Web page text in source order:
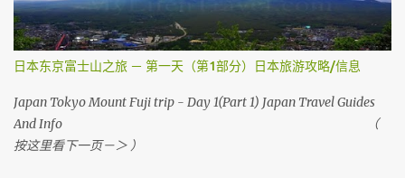
站 。 然后你会看到 Web Check in ， 按它
日本东京富士山之旅 － 第一天（第1部分）日本旅游攻略/信息
Japan Tokyo Mount Fuji trip - Day 1(Part 1) Japan Travel Guides
And Info （
按这里看下一页－＞ ）